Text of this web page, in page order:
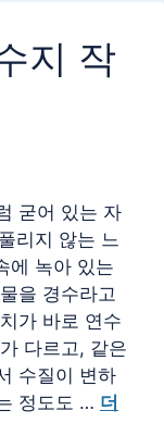
지 작
굳어 있는 자
리지 않는 느
에 녹아 있는
을 경수라고
가 바로 연수
다르고, 같은
수질이 변하
정도도 … 더